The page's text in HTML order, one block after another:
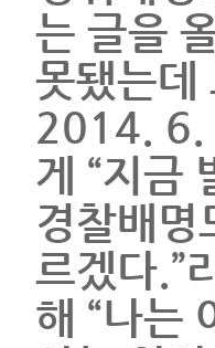
는 글을
못됐는데
2014. 6.
게 “지금
경찰배명
르겠다.”
해 “나는